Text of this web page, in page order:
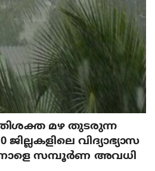
മഴ തുടരുന്ന
വിദ്യാഭ്യാസ
സമ്പൂർണ അവധി